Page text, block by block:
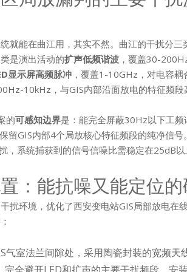
就能在曲江用，其实不然。曲江的干扰分
是演出活动的扩声低频谐波 ，覆盖30-
显示屏高频脉冲 ，覆盖1-10GHz，对电容
10kHz，与GIS内部沿面放电的特征频段
的可感知边界是：能完全屏蔽30Hz以下工
留GIS内部4个局放核心特征频段的纯净信
系统捕获到的信号信噪比需稳定在25dB以
：能抗噪又能定位
扰环境，优化了西安变电站GIS局部放电在
气室法兰间隙处，采用陶瓷封装的宽频